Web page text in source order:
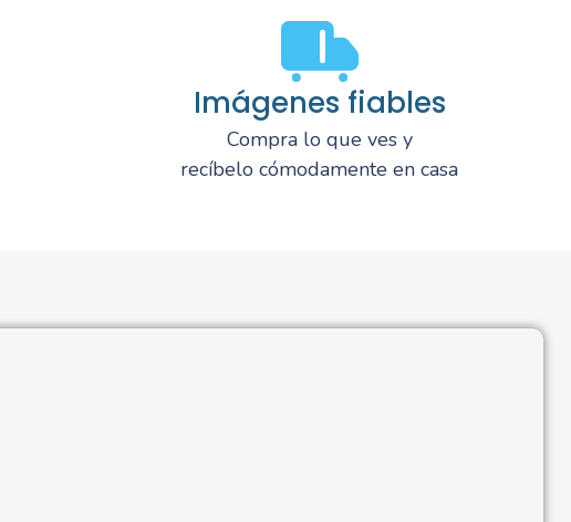
Imágenes fiables
Compra lo que ves y
recíbelo cómodamente en casa